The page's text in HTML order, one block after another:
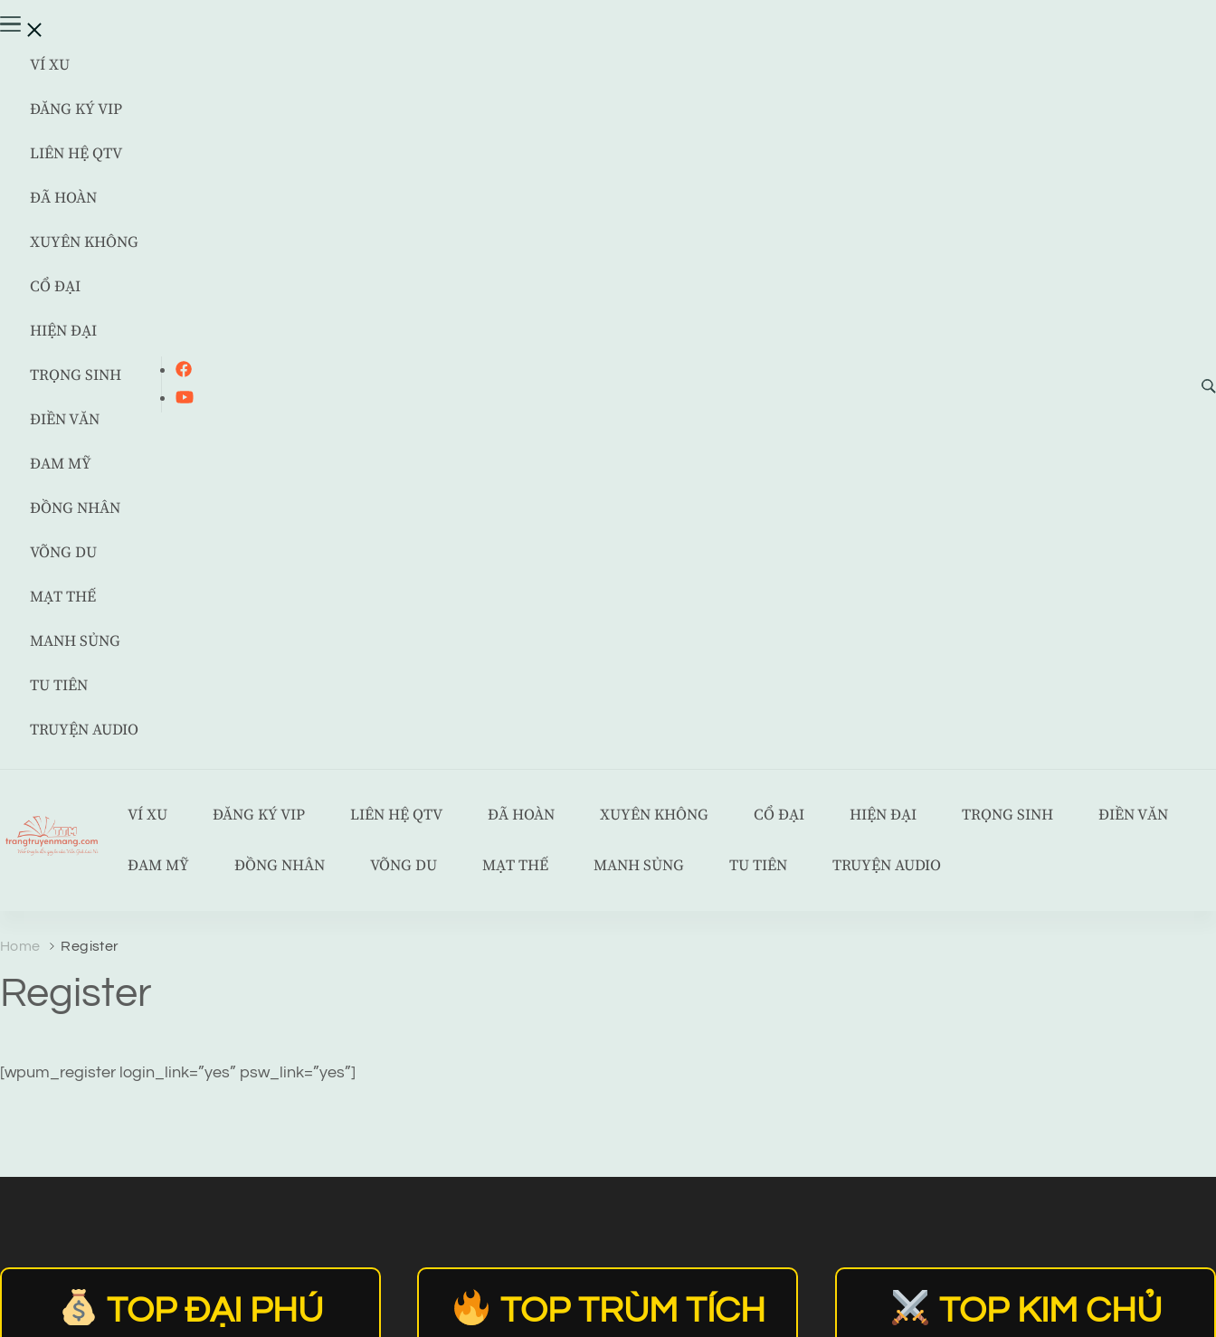
VÍ XU
ĐĂNG KÝ VIP
LIÊN HỆ QTV
ĐÃ HOÀN
XUYÊN KHÔNG
CỔ ĐẠI
HIỆN ĐẠI
TRỌNG SINH
ĐIỀN VĂN
ĐAM MỸ
ĐỒNG NHÂN
VÕNG DU
MẠT THẾ
MANH SỦNG
TU TIÊN
TRUYỆN AUDIO
VÍ XU ĐĂNG KÝ VIP LIÊN HỆ QTV ĐÃ HOÀN XUYÊN KHÔNG CỔ ĐẠI HIỆN ĐẠI TRỌNG SINH ĐIỀN VĂN
ĐAM MỸ ĐỒNG NHÂN VÕNG DU MẠT THẾ MANH SỦNG TU TIÊN TRUYỆN AUDIO
Home Register
Register
[wpum_register login_link=”yes” psw_link=”yes”]
TOP ĐẠI PHÚ
TOP TRÙM TÍCH
TOP KIM CHỦ